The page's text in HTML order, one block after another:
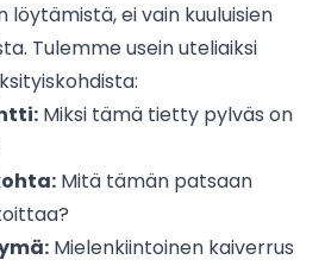
löytämistä, ei vain kuuluisien
Tulemme usein uteliaiksi
Miksi tämä tietty pylväs on
Mitä tämän patsaan
Mielenkiintoinen kaiverrus